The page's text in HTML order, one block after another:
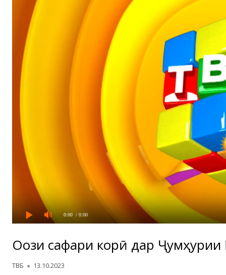
0:00 / 0:00
Оғози сафари корӣ дар Ҷумҳурии
Автор
ТВБ Опубликовано
13.10.2023